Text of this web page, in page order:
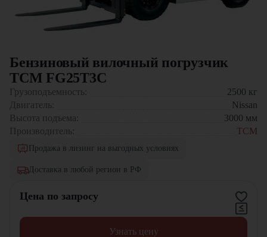
Бензиновый вилочный погрузчик
TCM FG25T3C
Грузоподъемность: 2500 кг
Двигатель:
Nissan
Высота подъема:
3000 мм
Производитель:
TCM
Продажа в лизинг на выгодных условиях
Доставка в любой регион в РФ
Цена по запросу
Узнать цену